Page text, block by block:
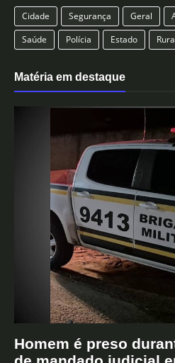
Cidade Segurança Geral
Saúde
Polícia Estado
Matéria em destaque
Homem é preso